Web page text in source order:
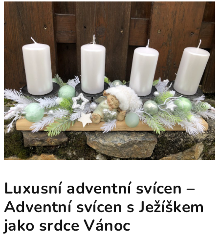
Luxusní adventní svícen –
Adventní svícen s Ježíškem
jako srdce Vánoc